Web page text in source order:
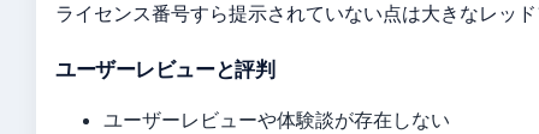
ライセンス番号すら提示されていない点は大きなレッ
ユーザーレビューと評判
ユーザーレビューや体験談が存在しない